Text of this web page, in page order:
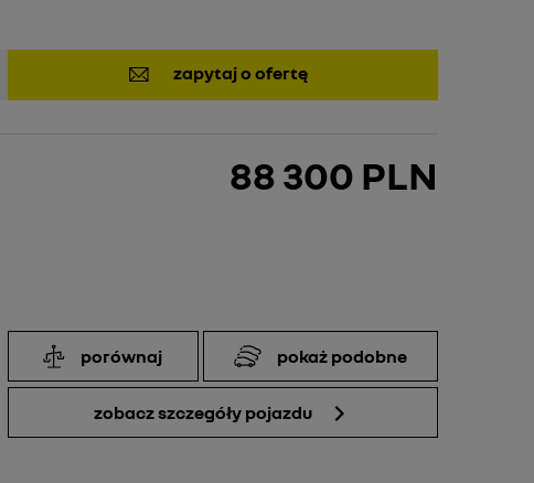
zapytaj o ofertę
88 300 PLN
porównaj pokaż podobne
zobacz szczegóły pojazdu